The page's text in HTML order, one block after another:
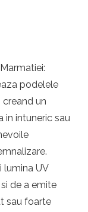
podelele
creand un
in intuneric sau
lumina UV
de a emite
sau foarte